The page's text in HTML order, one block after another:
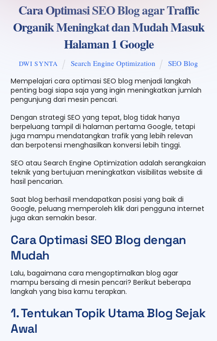
Cara Optimasi SEO Blog agar Traffic
Organik Meningkat dan Mudah Masuk
Halaman 1 Google
DWI SYNTA Search Engine Optimization
SEO Blog
Mempelajari cara optimasi SEO blog menjadi langkah
penting bagi siapa saja yang ingin meningkatkan jumlah
pengunjung dari mesin pencari.
Dengan strategi SEO yang tepat, blog tidak hanya
berpeluang tampil di halaman pertama Google, tetapi
juga mampu mendatangkan trafik yang lebih relevan
dan berpotensi menghasilkan konversi lebih tinggi.
SEO atau Search Engine Optimization adalah serangkaian
teknik yang bertujuan meningkatkan visibilitas website di
hasil pencarian.
Saat blog berhasil mendapatkan posisi yang baik di
Google, peluang memperoleh klik dari pengguna internet
juga akan semakin besar.
Cara Optimasi SEO Blog dengan
Mudah
Lalu, bagaimana cara mengoptimalkan blog agar
mampu bersaing di mesin pencari? Berikut beberapa
langkah yang bisa kamu terapkan.
1. Tentukan Topik Utama Blog Sejak
Awal